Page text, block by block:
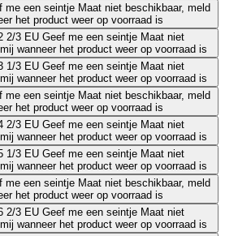
me een seintje Maat niet beschikbaar, meld
het product weer op voorraad is
2/3 EU Geef me een seintje Maat niet
wanneer het product weer op voorraad is
1/3 EU Geef me een seintje Maat niet
wanneer het product weer op voorraad is
me een seintje Maat niet beschikbaar, meld
het product weer op voorraad is
2/3 EU Geef me een seintje Maat niet
wanneer het product weer op voorraad is
1/3 EU Geef me een seintje Maat niet
wanneer het product weer op voorraad is
me een seintje Maat niet beschikbaar, meld
het product weer op voorraad is
2/3 EU Geef me een seintje Maat niet
wanneer het product weer op voorraad is